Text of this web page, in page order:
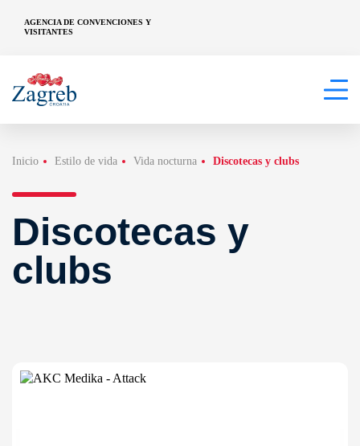
AGENCIA DE CONVENCIONES Y
VISITANTES
Inicio Estilo de vida Vida nocturna Discotecas y clubs
Discotecas y
clubs